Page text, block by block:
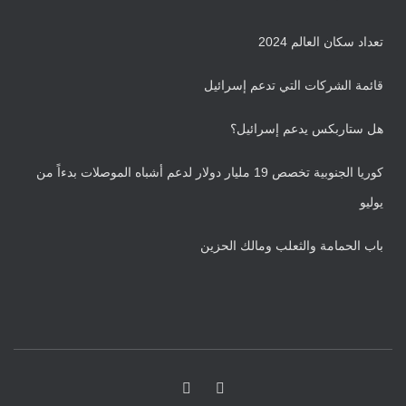
فتعداد سكان العالم 2024
قائمة الشركات التي تدعم إسرائيل
هل ستاربكس يدعم إسرائيل؟
كوريا الجنوبية تخصص 19 مليار دولار لدعم أشباه الموصلات بدءاً من
يوليو
باب الحمامة والثعلب ومالك الحزين